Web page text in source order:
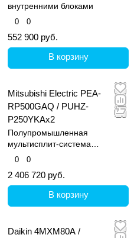
внутренними блоками
0 0
552 900 руб.
В корзину
Mitsubishi Electric PEA-
RP500GAQ / PUHZ-
P250YKAx2
Полупромышленная
мультисплит-система
канального типа, серия
0 0
2 406 720 руб.
В корзину
Daikin 4MXM80A /